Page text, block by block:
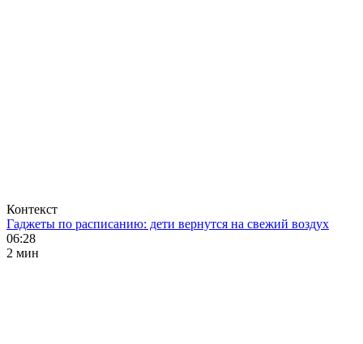
Контекст
Гаджеты по расписанию: дети вернутся на свежий воздух
06:28
2 мин